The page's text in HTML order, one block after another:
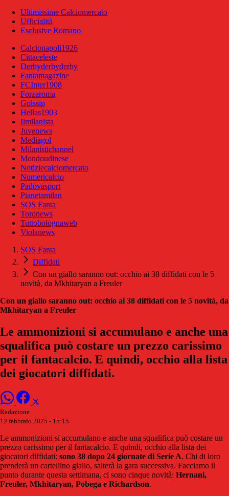
Ultimissime Calciomercato
Ufficialità
Esclusive Romano
Calcionapoli1926
Cittaceleste
Derbyderbyderby
Fantamagazine
FCInter1908
Forzaroma
Golssip
Hellas1903
Ilmilanista
Juvenews
Mediagol
Milanistichannel
Mondoudinese
Notiziecalciomercato
Numericalcio
Padovasport
Pianetamilan
SOS Fanta
Toronews
Tuttobolognaweb
Violanews
SOS Fanta
Diffidati
Con un giallo saranno out: occhio ai 38 diffidati con le 5
novità, da Mkhitaryan a Freuler
Con un giallo saranno out: occhio ai 38 diffidati con le 5 novità, da
Mkhitaryan a Freuler
Le ammonizioni si accumulano e anche una
squalifica può costare un prezzo carissimo
per il fantacalcio. E quindi, occhio alla lista
dei giocatori diffidati.
Redazione
12 febbraio 2025 - 15:15
Le ammonizioni si accumulano e anche una squalifica può costare un
prezzo carissimo per il fantacalcio. E quindi, occhio alla lista dei
giocatori diffidati: sono 38 dopo 24 giornate di Serie A. Chi di loro
prenderà un cartellino giallo, salterà la gara successiva. Facciamo il
punto durante questa settimana, ci sono cinque novità: Hernani,
Freuler, Mkhitaryan, Pobega e Richardson.